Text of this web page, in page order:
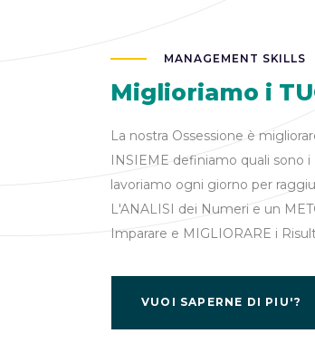
MANAGEMENT SKILLS
Miglioriamo i
La nostra Ossessione è
INSIEME definiamo quali sono
lavoriamo ogni giorno per
L'ANALISI dei Numeri e un
Imparare e MIGLIORARE i
VUOI SAPERNE DI PIU'?